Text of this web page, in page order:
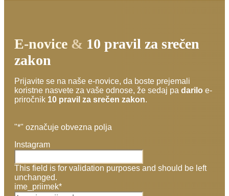
E-novice & 10 pravil za srečen
zakon
Prijavite se na naše e-novice, da boste prejemali
koristne nasvete za vaše odnose, že sedaj pa darilo e-
priročnik 10 pravil za srečen zakon.
"*" označuje obvezna polja
Instagram
This field is for validation purposes and should be left
unchanged.
ime_priimek*